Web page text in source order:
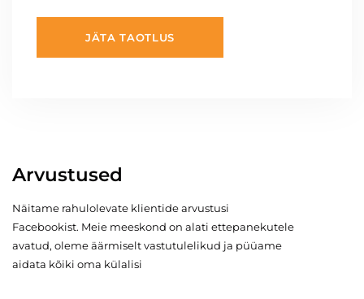
JÄTA TAOTLUS
Arvustused
Näitame rahulolevate klientide arvustusi
Facebookist. Meie meeskond on alati ettepanekutele
avatud, oleme äärmiselt vastutulelikud ja püüame
aidata kõiki oma külalisi